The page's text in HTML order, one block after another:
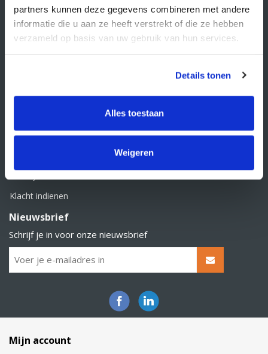
partners kunnen deze gegevens combineren met andere
informatie die u aan ze heeft verstrekt of die ze hebben
verzameld op basis van uw gebruik van hun services.
Details tonen
Alles toestaan
Weigeren
KvK nummer: 66384737
Retourbeleid
Klacht indienen
Nieuwsbrief
Schrijf je in voor onze nieuwsbrief
Mijn account